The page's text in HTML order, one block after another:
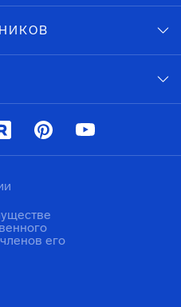
его